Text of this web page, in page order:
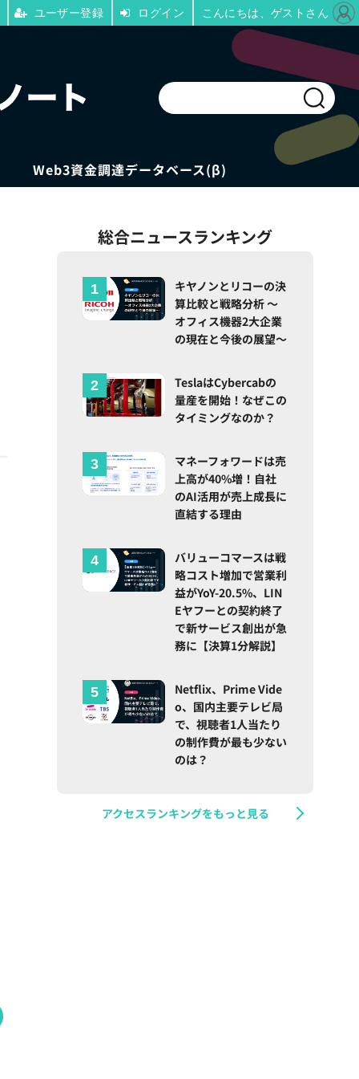
Web3資金調達データベース(β)
総合ニュースランキング
キヤノンとリコーの決
算比較と戦略分析 ～
オフィス機器2大企業
の現在と今後の展望～
TeslaはCybercabの
量産を開始！なぜこの
タイミングなのか？
マネーフォワードは売
上高が40%増！自社
のAI活用が売上成長に
直結する理由
バリューコマースは戦
略コスト増加で営業利
益がYoY-20.5%、LIN
Eヤフーとの契約終了
で新サービス創出が急
務に【決算1分解説】
Netflix、Prime Vide
o、国内主要テレビ局
で、視聴者1人当たり
の制作費が最も少ない
のは？
アクセスランキングをもっと見る
ユーザー登録 ログイン こんにちは、ゲストさん